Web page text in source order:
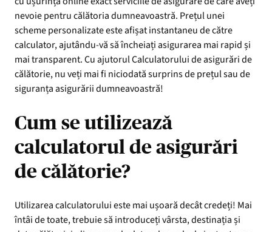
nevoie pentru călătoria dumneavoastră. Prețul unei
scheme personalizate este afișat instantaneu de către
calculator, ajutându-vă să încheiați asigurarea mai rapid și
mai transparent. Cu ajutorul Calculatorului de asigurări de
călătorie, nu veți mai fi niciodată surprins de prețul sau de
siguranța asigurării dumneavoastră!
Cum se utilizează
calculatorul de asigurări
de călătorie?
Utilizarea calculatorului este mai ușoară decât credeți! Mai
întâi de toate, trebuie să introduceți vârsta, destinația și